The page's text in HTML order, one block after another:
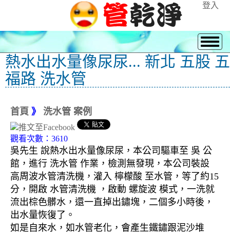
登入
熱水出水量像尿尿... 新北 五股 五
福路 洗水管
首頁 》 洗水管 案例
觀看次數：3610
吳先生 說熱水出水量像尿尿，本公司驅車至 吳 公
館，進行 洗水管 作業，檢測無發現，本公司裝設
高周波水管清洗機，灌入 檸檬酸 至水管，等了約15
分，開啟 水管清洗機 ，啟動 螺旋波 模式，一洗就
流出棕色髒水，還一直掉出鏽塊，二個多小時後，
出水量恢復了。
如是自來水，如水管老化，會產生鐵鏽跟泥沙堆